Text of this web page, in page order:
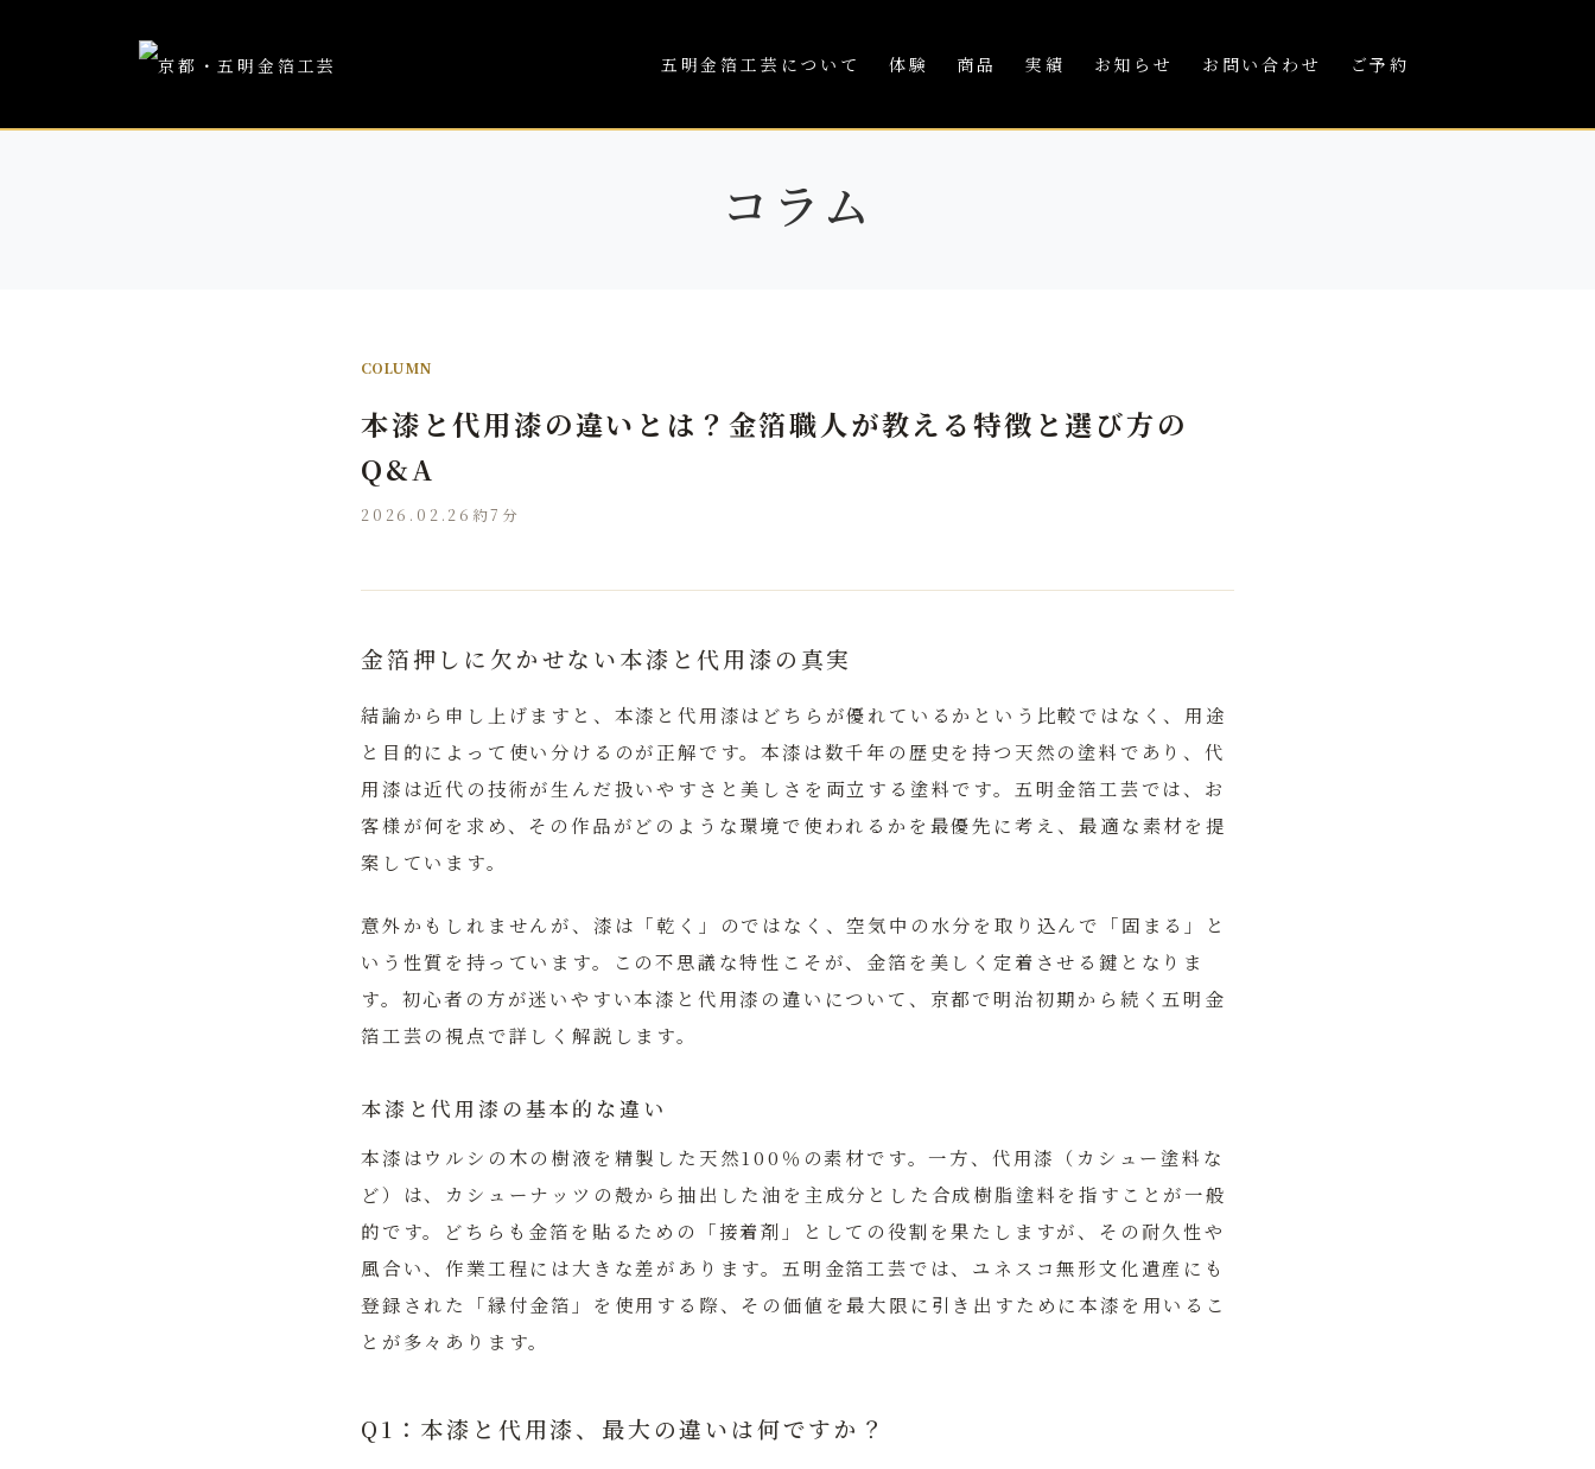
五明金箔工芸について 体験 商品 実績 お知らせ お問い合わせ ご予約
コラム
COLUMN
本漆と代用漆の違いとは？金箔職人が教える特徴と選び方の
Q&A
2026.02.26 約7分
金箔押しに欠かせない本漆と代用漆の真実
結論から申し上げますと、本漆と代用漆はどちらが優れているかという比較ではなく、用途
と目的によって使い分けるのが正解です。本漆は数千年の歴史を持つ天然の塗料であり、代
用漆は近代の技術が生んだ扱いやすさと美しさを両立する塗料です。五明金箔工芸では、お
客様が何を求め、その作品がどのような環境で使われるかを最優先に考え、最適な素材を提
案しています。
意外かもしれませんが、漆は「乾く」のではなく、空気中の水分を取り込んで「固まる」と
いう性質を持っています。この不思議な特性こそが、金箔を美しく定着させる鍵となりま
す。初心者の方が迷いやすい本漆と代用漆の違いについて、京都で明治初期から続く五明金
箔工芸の視点で詳しく解説します。
本漆と代用漆の基本的な違い
本漆はウルシの木の樹液を精製した天然100％の素材です。一方、代用漆（カシュー塗料な
ど）は、カシューナッツの殻から抽出した油を主成分とした合成樹脂塗料を指すことが一般
的です。どちらも金箔を貼るための「接着剤」としての役割を果たしますが、その耐久性や
風合い、作業工程には大きな差があります。五明金箔工芸では、ユネスコ無形文化遺産にも
登録された「縁付金箔」を使用する際、その価値を最大限に引き出すために本漆を用いるこ
とが多々あります。
Q1：本漆と代用漆、最大の違いは何ですか？